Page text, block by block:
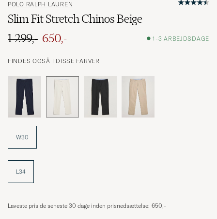
POLO RALPH LAUREN
Slim Fit Stretch Chinos Beige
Ordinary pris
1 299,-
Nedsat pris
650,- 1-3 ARBEJDSDAGE
FINDES OGSÅ I DISSE FARVER
W30
L34
Laveste pris de seneste 30 dage inden prisnedsættelse: 650,-